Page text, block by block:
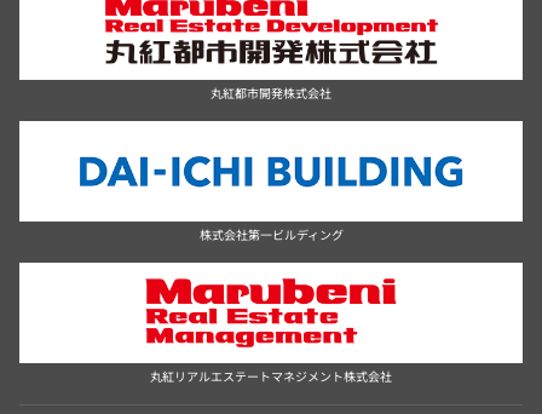
丸紅都市開発株式会社
株式会社第一ビルディング
丸紅リアルエステートマネジメント株式会社